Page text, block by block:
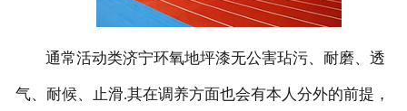
联系我们
通常活动类济宁环氧地坪漆无公害玷污、耐磨、透
气、耐候、止滑.其在调养方面也会有本人分外的前提，